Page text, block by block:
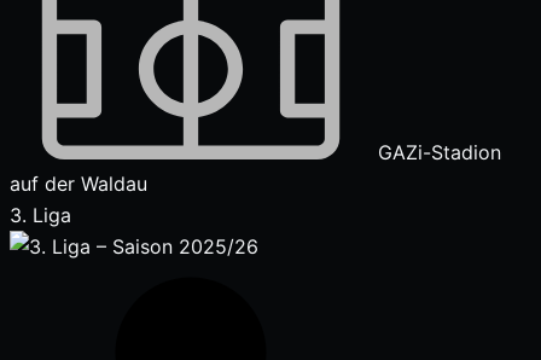
GAZi-Stadion
auf der Waldau
3. Liga